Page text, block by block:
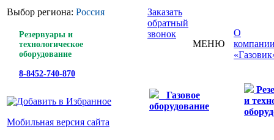
Выбор региона: Россия
Резервуары и
технологическое
оборудование
8-8452-740-870
Мобильная версия сайта
Заказать
обратный
звонок
МЕНЮ
О
Газовое
оборудование
и